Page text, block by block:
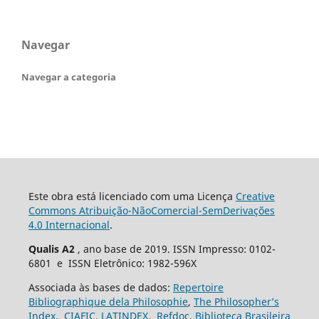
Navegar
Navegar a categoria
Este obra está licenciado com uma Licença Creative
Commons Atribuição-NãoComercial-SemDerivações
4.0 Internacional.
Qualis A2 , ano base de 2019. ISSN Impresso: 0102-
6801 e ISSN Eletrônico: 1982-596X
Associada às bases de dados: Repertoire
Bibliographique dela Philosophie, The Philosopher’s
Index, CIAFIC, LATINDEX, Refdoc, Biblioteca Brasileira